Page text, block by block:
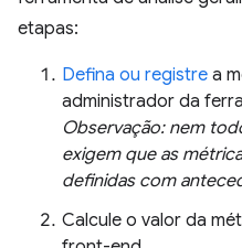
etapas:
Defina ou registre a
administrador da
Observação: nem
exigem que as
definidas com
Calcule o valor da